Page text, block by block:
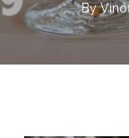
By